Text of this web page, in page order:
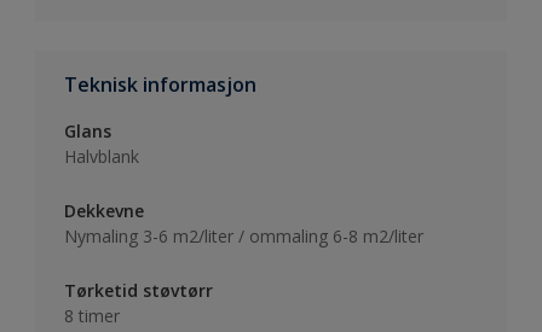
Teknisk informasjon
Glans
Halvblank
Dekkevne
Nymaling 3-6 m2/liter / ommaling 6-8 m2/liter
Tørketid støvtørr
8 timer